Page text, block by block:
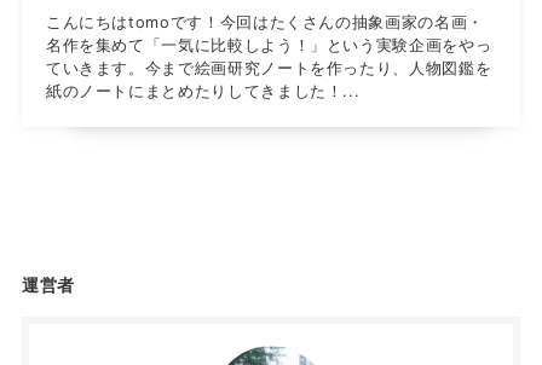
こんにちはtomoです！今回はたくさんの抽象画家の名画・
名作を集めて「一気に比較しよう！」という実験企画をやっ
ていきます。今まで絵画研究ノートを作ったり、人物図鑑を
紙のノートにまとめたりしてきました！...
運営者